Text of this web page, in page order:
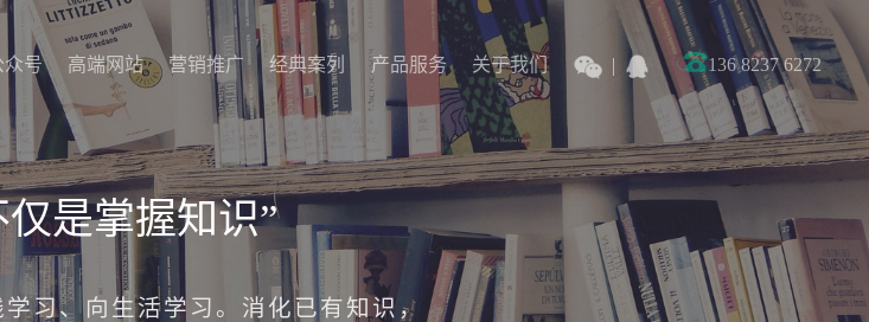
136 8237 6272
关于我们
关于我们
产品服务
产品服务
经典案列
经典案列
营销推广
营销推广
高端网站
高端网站
众号
号
是掌握知识”
习、向生活学习。消化已有知识，